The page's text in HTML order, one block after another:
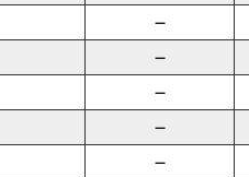
－
－
－
－
－